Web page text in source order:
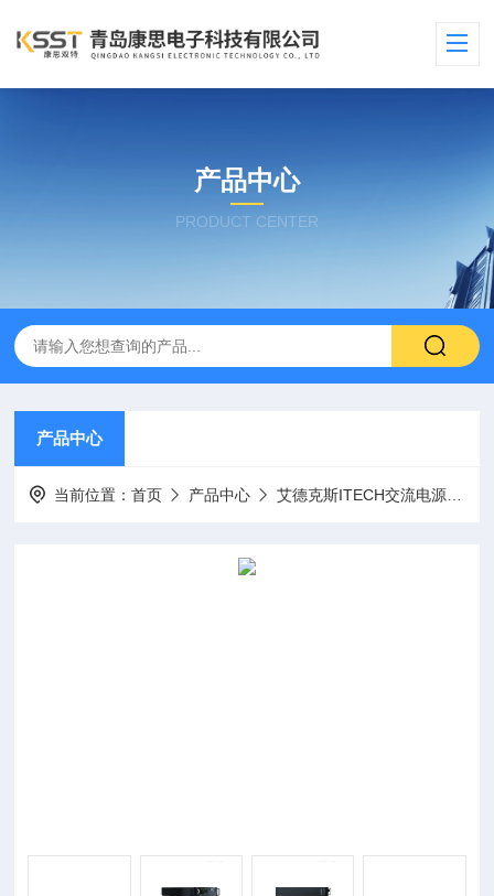
产品中心
PRODUCT CENTER
产品中心
当前位置：首页 产品中心 艾德克斯ITECH交流电源